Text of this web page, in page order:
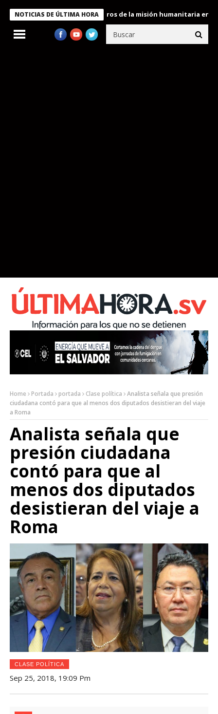
NOTICIAS DE ÚLTIMA HORA
Bukele condecora a miembros de la misión humanitaria enviada
Home Portada portada Clase política
Analista señala que presión
ciudadana contó para que al menos dos diputados desistieran del viaje
a Roma
Analista señala que
presión ciudadana
contó para que al
menos dos diputados
desistieran del viaje a
Roma
CLASE POLÍTICA
Sep 25, 2018, 19:09 Pm